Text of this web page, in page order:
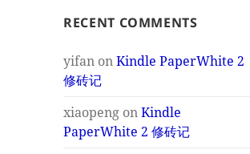
RECENT COMMENTS
yifan onKindle PaperWhite 2
修砖记
xiaopeng onKindle
PaperWhite 2 修砖记